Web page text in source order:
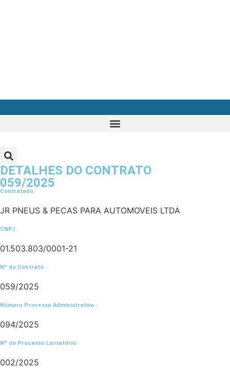
DETALHES DO CONTRATO​
059/2025
Contratado:
JR PNEUS & PECAS PARA AUTOMOVEIS LTDA
CNPJ :
01.503.803/0001-21
Nº do Contrato :
059/2025
Número Processo Administrativo :
094/2025
Nº do Processo Licitatório:
002/2025